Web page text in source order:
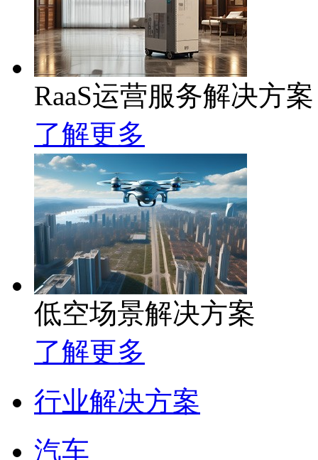
RaaS运营服务解决方案
了解更多
低空场景解决方案
了解更多
行业解决方案
汽车